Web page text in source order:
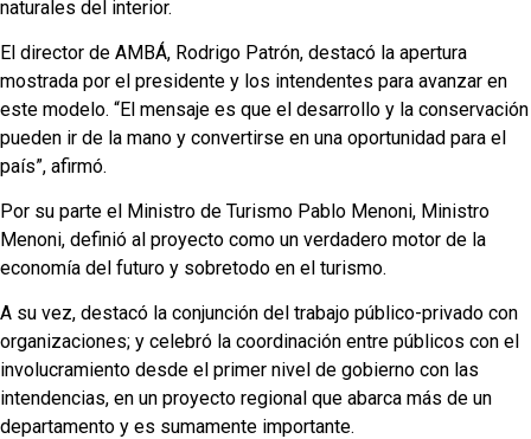
naturales del interior.
El director de AMBÁ, Rodrigo Patrón, destacó la apertura
mostrada por el presidente y los intendentes para avanzar en
este modelo. “El mensaje es que el desarrollo y la conservación
pueden ir de la mano y convertirse en una oportunidad para el
país”, afirmó.
Por su parte el Ministro de Turismo Pablo Menoni, Ministro
Menoni, definió al proyecto como un verdadero motor de la
economía del futuro y sobretodo en el turismo.
A su vez, destacó la conjunción del trabajo público-privado con
organizaciones; y celebró la coordinación entre públicos con el
involucramiento desde el primer nivel de gobierno con las
intendencias, en un proyecto regional que abarca más de un
departamento y es sumamente importante.